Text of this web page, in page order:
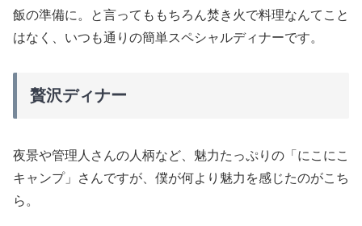
飯の準備に。と言ってももちろん焚き火で料理なんてこと
はなく、いつも通りの簡単スペシャルディナーです。
贅沢ディナー
夜景や管理人さんの人柄など、魅力たっぷりの「にこにこ
キャンプ」さんですが、僕が何より魅力を感じたのがこち
ら。